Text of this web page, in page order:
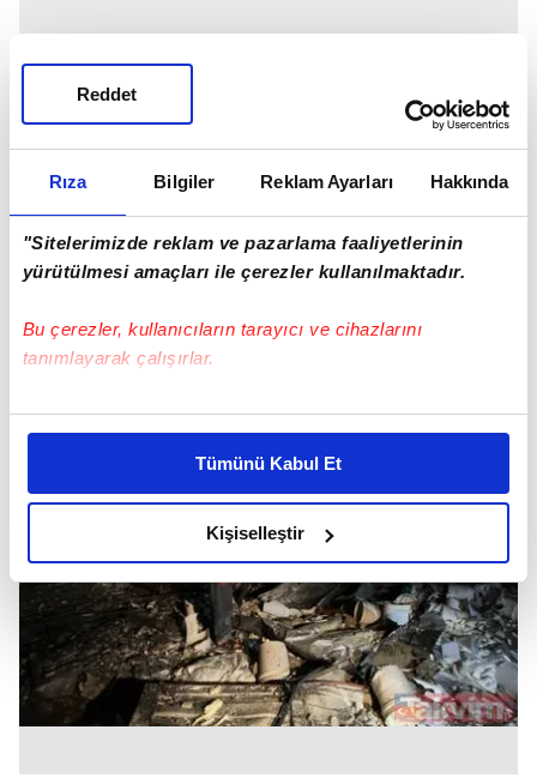
Rıza Bilgiler Reklam Ayarları Hakkında
"Sitelerimizde reklam ve pazarlama faaliyetlerinin
yürütülmesi amaçları ile çerezler kullanılmaktadır.
Bu çerezler, kullanıcıların tarayıcı ve cihazlarını
tanımlayarak çalışırlar.
Bu çerezlere izin vermeniz halinde sizlere özel
daha iyi reklam deneyimi yaşatabiliriz. Bunu yaparken
amacımızın size daha iyi bir reklam deneyimi sunmak
olduğunu ve sizlere en iyi içerikleri sunabilmek adına
elimizden gelen çabayı gösterdiğimizi ve bu noktada,
reklamların maliyetlerimizi karşılamak noktasında tek gelir
kalemimiz olduğunu sizlere hatırlatmak isteriz.
Her halükârda, kullanıcılar, bu çerezlere izin vermedikleri
takdirde, kullanıcılara hedefli reklamlar
gösterilmeyecektir."
Tümünü Kabul Et
Kişiselleştir
Reddet